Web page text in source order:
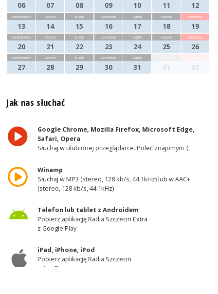
06 07 08 09 10 11 12
poniedziałek
13
wtorek
14
środa
15
czwartek
16
piątek
17
sobota
18
niedziela
19
poniedziałek
20
wtorek
21
środa
22
czwartek
23
piątek
24
sobota
25
niedziela
26
poniedziałek
27
wtorek
28
środa
29
czwartek
30
piątek
31 01 02
Jak nas słuchać
Google Chrome, Mozilla Firefox, Microsoft Edge,
Safari, Opera
Słuchaj w ulubionej przeglądarce. Poleć znajomym :)
Winamp
Słuchaj w MP3 (stereo, 128 kb/s, 44.1kHz) lub w AAC+
(stereo, 128 kb/s, 44.1kHz)
Telefon lub tablet z Androidem
Pobierz aplikację Radia Szczecin Extra
z Google Play
iPad, iPhone, iPod
Pobierz aplikację Radia Szczecin
z AppStore